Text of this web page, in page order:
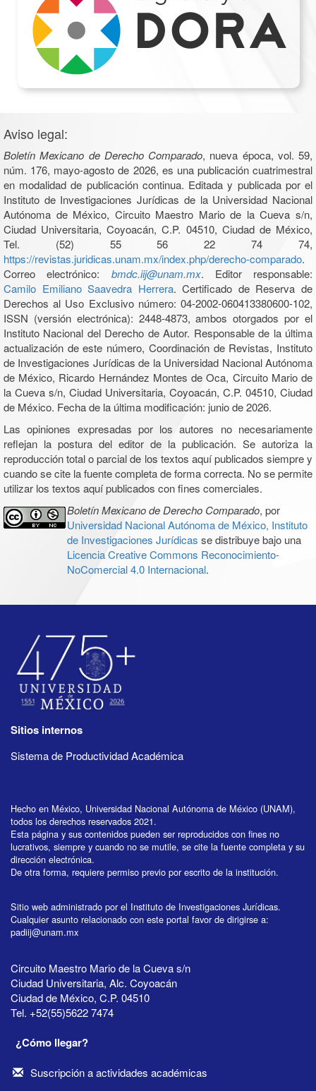
Aviso legal:
Boletín Mexicano de Derecho Comparado, nueva época, vol. 59,
núm. 176, mayo-agosto de 2026, es una publicación cuatrimestral
en modalidad de publicación continua. Editada y publicada por el
Instituto de Investigaciones Jurídicas de la Universidad Nacional
Autónoma de México, Circuito Maestro Mario de la Cueva s/n,
Ciudad Universitaria, Coyoacán, C.P. 04510, Ciudad de México,
Tel. (52) 55 56 22 74 74,
https://revistas.juridicas.unam.mx/index.php/derecho-comparado.
Correo electrónico: bmdc.iij@unam.mx. Editor responsable:
Camilo Emiliano Saavedra Herrera. Certificado de Reserva de
Derechos al Uso Exclusivo número: 04-2002-060413380600-102,
ISSN (versión electrónica): 2448-4873, ambos otorgados por el
Instituto Nacional del Derecho de Autor. Responsable de la última
actualización de este número, Coordinación de Revistas, Instituto
de Investigaciones Jurídicas de la Universidad Nacional Autónoma
de México, Ricardo Hernández Montes de Oca, Circuito Mario de
la Cueva s/n, Ciudad Universitaria, Coyoacán, C.P. 04510, Ciudad
de México. Fecha de la última modificación: junio de 2026.
Las opiniones expresadas por los autores no necesariamente
reflejan la postura del editor de la publicación. Se autoriza la
reproducción total o parcial de los textos aquí publicados siempre y
cuando se cite la fuente completa de forma correcta. No se permite
utilizar los textos aquí publicados con fines comerciales.
Boletín Mexicano de Derecho Comparado, por
Universidad Nacional Autónoma de México, Instituto
de Investigaciones Jurídicas se distribuye bajo una
Licencia Creative Commons Reconocimiento-
NoComercial 4.0 Internacional.
Sitios internos
Sistema de Productividad Académica
Hecho en México, Universidad Nacional Autónoma de México (UNAM),
todos los derechos reservados 2021.
Esta página y sus contenidos pueden ser reproducidos con fines no
lucrativos, siempre y cuando no se mutile, se cite la fuente completa y su
dirección electrónica.
De otra forma, requiere permiso previo por escrito de la institución.
Sitio web administrado por el Instituto de Investigaciones Jurídicas.
Cualquier asunto relacionado con este portal favor de dirigirse a:
padiij@unam.mx
Circuito Maestro Mario de la Cueva s/n
Ciudad Universitaria, Alc. Coyoacán
Ciudad de México, C.P. 04510
Tel. +52(55)5622 7474
¿Cómo llegar?
Suscripción a actividades académicas